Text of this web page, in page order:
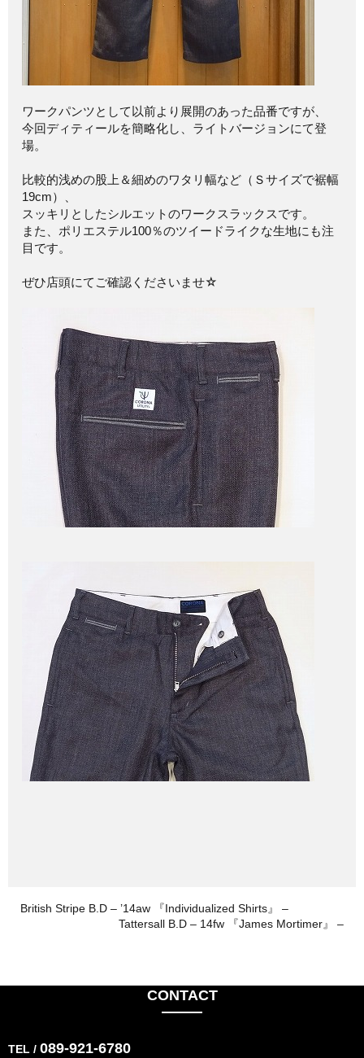
ワークパンツとして以前より展開のあった品番ですが、
今回ディティールを簡略化し、ライトバージョンにて登
場。
比較的浅めの股上＆細めのワタリ幅など（Ｓサイズで裾幅
19cm）、
スッキリとしたシルエットのワークスラックスです。
また、ポリエステル100％のツイードライクな生地にも注
目です。
ぜひ店頭にてご確認くださいませ☆
British Stripe B.D – ’14aw 『Individualized Shirts』 –
Tattersall B.D – 14fw 『James Mortimer』 –
CONTACT
TEL / 089-921-6780